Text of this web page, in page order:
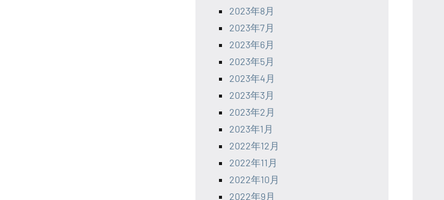
2023年8月
2023年7月
2023年6月
2023年5月
2023年4月
2023年3月
2023年2月
2023年1月
2022年12月
2022年11月
2022年10月
2022年9月